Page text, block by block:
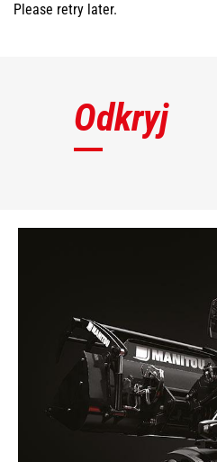
Please retry later.
Odkryj